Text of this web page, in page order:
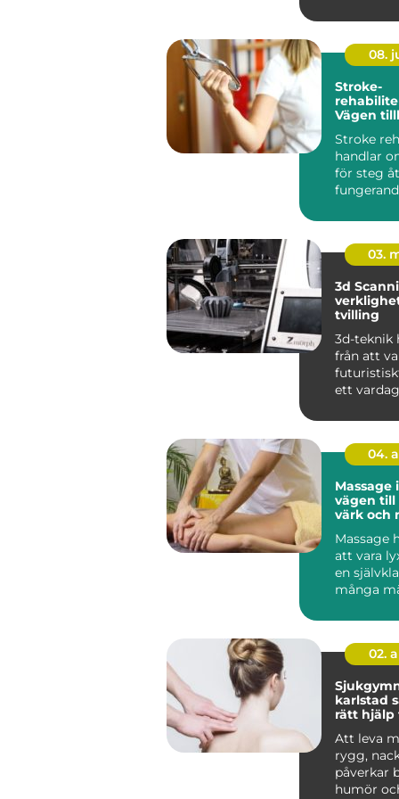
08.
Stroke-
Vägen
Stroke
handlar
för steg
03.
3d Scanning
tvilling
3d-teknik
från att
ett
04.
Massage
vägen
värk och
Massage
att vara
en
många
02.
karlstad så hittar du
rätt hjälp
Att leva
rygg,
påverkar
humör